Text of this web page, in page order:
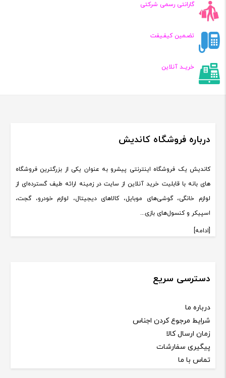
گارانتی رسمی شرکتی
تضـمین کیفـیفت
خریــد آنلاین
درباره فروشگاه کاندیش
کاندیش یک فروشگاه اینترنتی پیشرو به عنوان یکی از بزرگترین فروشگاه
های بانه با قابلیت خرید آنلاین از سایت در زمینه ارائه طیف گسترده‌ای از
لوازم خانگی، گوشی‌های موبایل، کالاهای دیجیتال، لوازم خودرو، گجت،
اسپیکر و کنسول‌های بازی...
[ادامه]
دسترسی سریع
درباره ما
شرایط مرجوع کردن اجناس
زمان ارسال کالا
پیگیری سفارشات
تماس با ما